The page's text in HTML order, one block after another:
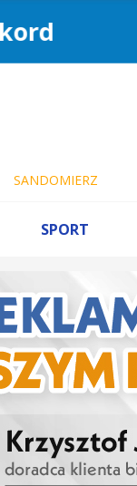
SANDOMIERZ
SPORT